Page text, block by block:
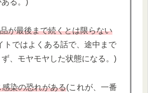
ある。)
が最後まで続くとは限らない
トではよくある話で、途中まで
ず、モヤモヤした状態になる。)
感染の恐れがある(これが、一番